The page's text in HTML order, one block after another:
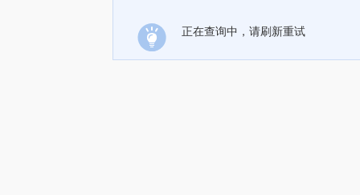
正在查询中，请刷新重试